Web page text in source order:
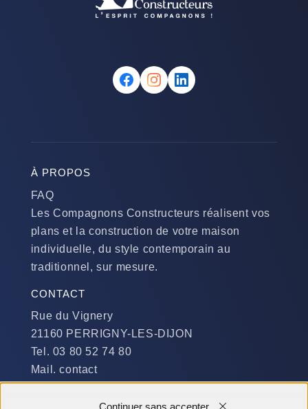
À PROPOS
FAQ
Les Compagnons Constructeurs réalisent vos
plans et la construction de votre maison
individuelle, du style contemporain au
traditionnel, sur mesure.
CONTACT
Rue du Vignery
21160 PERRIGNY-LES-DIJON
Tel. 03 80 52 74 80
Mail. contact
Continuer sans accepter